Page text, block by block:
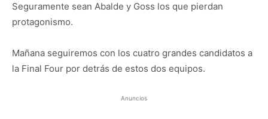
Seguramente sean Abalde y Goss los que pierdan
protagonismo.
Mañana seguiremos con los cuatro grandes candidatos a
la Final Four por detrás de estos dos equipos.
Anuncios